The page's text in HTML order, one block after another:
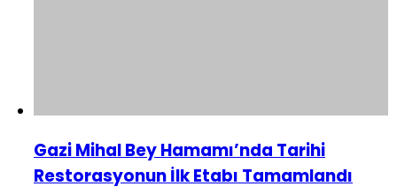
Gazi Mihal Bey Hamamı’nda Tarihi
Restorasyonun İlk Etabı Tamamlandı